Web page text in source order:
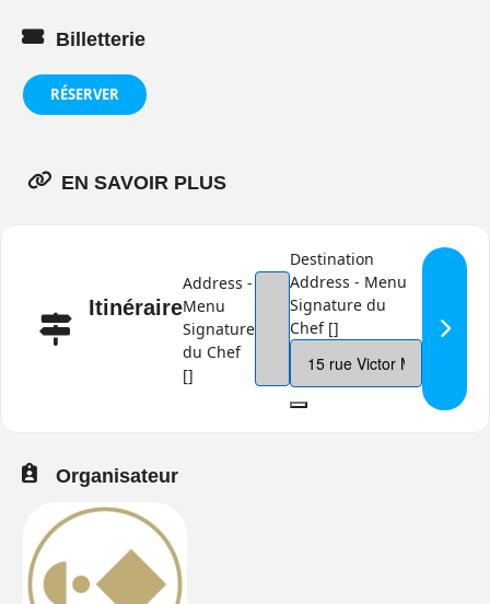
Billetterie
RÉSERVER
EN SAVOIR PLUS
Itinéraire
Address -
Menu
Signature
du Chef
[]
Destination
Address - Menu
Signature du
Chef []
Organisateur